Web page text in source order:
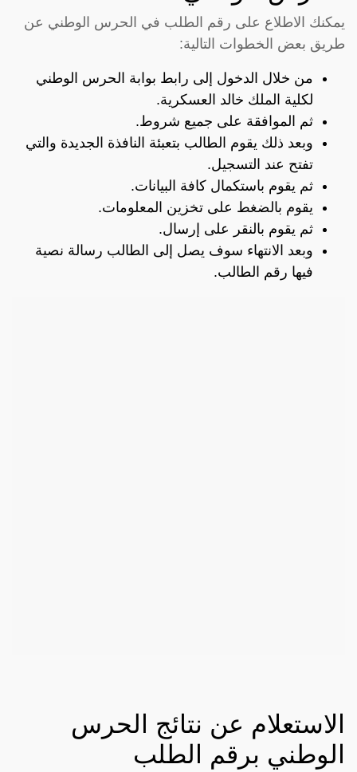
يمكنك الاطلاع على رقم الطلب في الحرس الوطني عن
طريق بعض الخطوات التالية:
من خلال الدخول إلى رابط بوابة الحرس الوطني
لكلية الملك خالد العسكرية.
ثم الموافقة على جميع شروط.
وبعد ذلك يقوم الطالب بتعبئة النافذة الجديدة والتي
تفتح عند التسجيل.
ثم يقوم باستكمال كافة البيانات.
يقوم بالضغط على تخزين المعلومات.
ثم يقوم بالنقر على إرسال.
وبعد الانتهاء سوف يصل إلى الطالب رسالة نصية
فيها رقم الطالب.
الاستعلام عن نتائج الحرس
الوطني برقم الطلب